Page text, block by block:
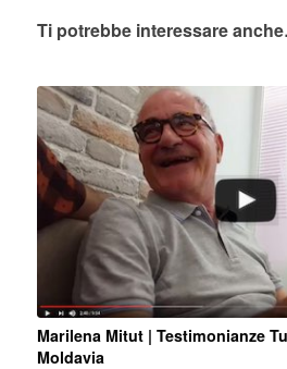
Ti potrebbe interessare
Marilena Mitut | Testimonianze
Moldavia